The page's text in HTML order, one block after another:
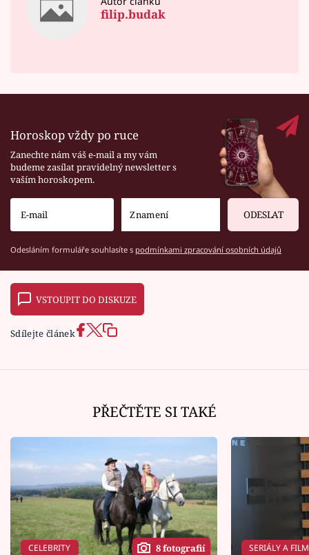
filip.budak
Horoskop vždy po ruce
Zanechte nám váš e-mail a my vám
budeme zasílat pravidelný newsletter s
vaším horoskopem.
ODESLAT
Odesláním formuláře souhlasíte s podmínkami zpracování osobních údajů
VSTOUPIT DO DISKUZE
Sdílejte článek
PŘEČTĚTE SI TAKÉ
CELEBRITY 8 fotografií SERIÁLY A